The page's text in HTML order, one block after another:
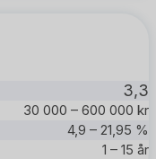
3,3
30 000 – 600 000 kr
4,9 – 21,95 %
1 – 15 år